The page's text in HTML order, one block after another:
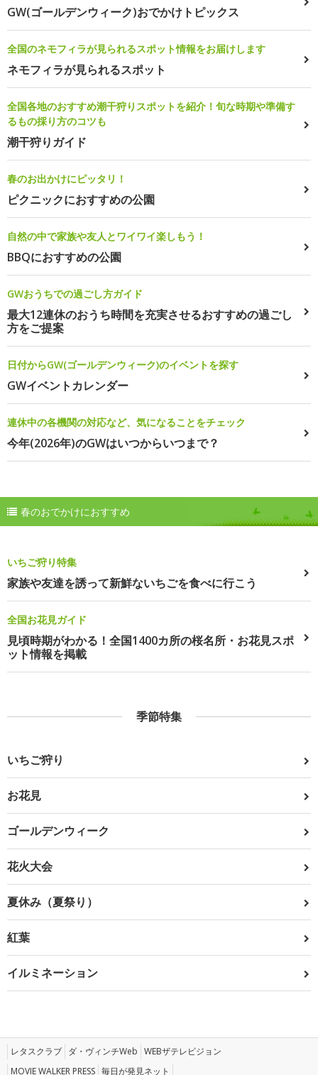
GW(ゴールデンウィーク)おでかけトピックス
全国のネモフィラが見られるスポット情報をお届けします
ネモフィラが見られるスポット
全国各地のおすすめ潮干狩りスポットを紹介！旬な時期や準備す
るもの採り方のコツも
潮干狩りガイド
春のお出かけにピッタリ！
ピクニックにおすすめの公園
自然の中で家族や友人とワイワイ楽しもう！
BBQにおすすめの公園
GWおうちでの過ごし方ガイド
最大12連休のおうち時間を充実させるおすすめの過ごし
方をご提案
日付からGW(ゴールデンウィーク)のイベントを探す
GWイベントカレンダー
連休中の各機関の対応など、気になることをチェック
今年(2026年)のGWはいつからいつまで？
春のおでかけにおすすめ
いちご狩り特集
家族や友達を誘って新鮮ないちごを食べに行こう
全国お花見ガイド
見頃時期がわかる！全国1400カ所の桜名所・お花見スポ
ット情報を掲載
季節特集
いちご狩り
お花見
ゴールデンウィーク
花火大会
夏休み（夏祭り）
紅葉
イルミネーション
レタスクラブ ダ・ヴィンチWeb WEBザテレビジョン
MOVIE WALKER PRESS 毎日が発見ネット